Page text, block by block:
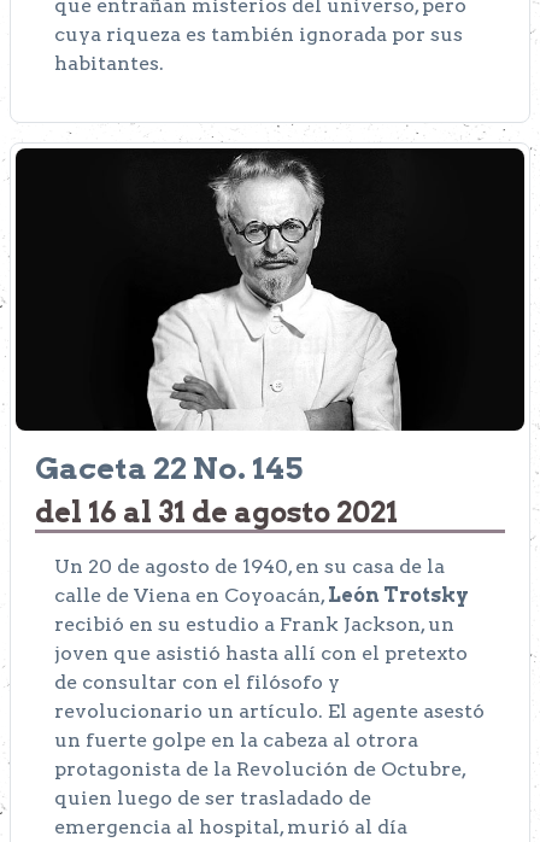
que entrañan misterios del universo, pero
cuya riqueza es también ignorada por sus
habitantes.
Gaceta 22 No. 145
del 16 al 31 de agosto 2021
Un 20 de agosto de 1940, en su casa de la
calle de Viena en Coyoacán, León Trotsky
recibió en su estudio a Frank Jackson, un
joven que asistió hasta allí con el pretexto
de consultar con el filósofo y
revolucionario un artículo. El agente asestó
un fuerte golpe en la cabeza al otrora
protagonista de la Revolución de Octubre,
quien luego de ser trasladado de
emergencia al hospital, murió al día